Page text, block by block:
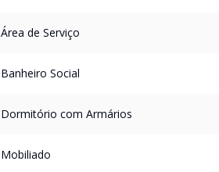
Área de Serviço
Banheiro Social
Dormitório com Armários
Mobiliado